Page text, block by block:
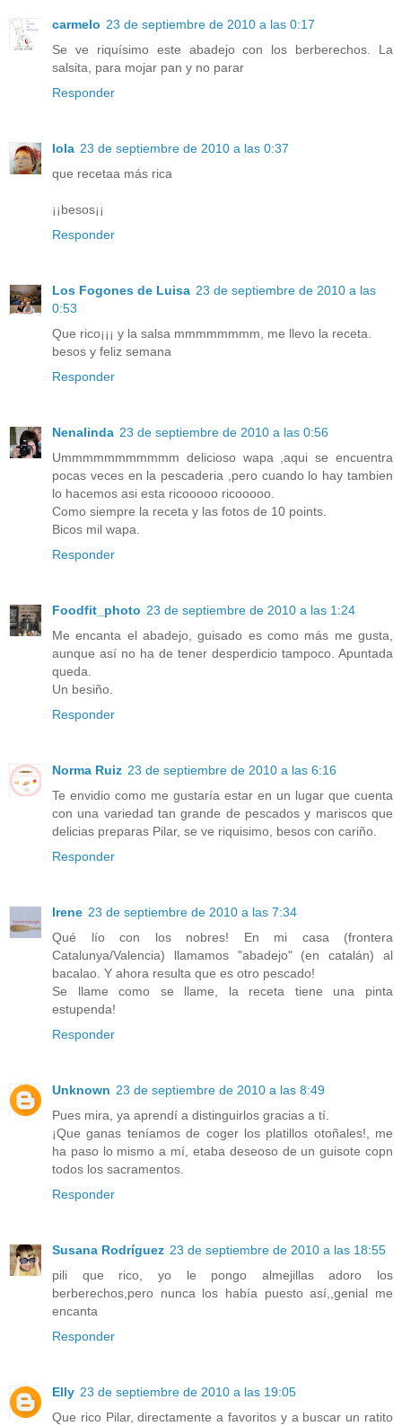
carmelo 23 de septiembre de 2010 a las 0:17
Se ve riquísimo este abadejo con los berberechos. La
salsita, para mojar pan y no parar
Responder
lola 23 de septiembre de 2010 a las 0:37
que recetaa más rica
¡¡besos¡¡
Responder
Los Fogones de Luisa 23 de septiembre de 2010 a las
0:53
Que rico¡¡¡ y la salsa mmmmmmmm, me llevo la receta.
besos y feliz semana
Responder
Nenalinda 23 de septiembre de 2010 a las 0:56
Ummmmmmmmmmm delicioso wapa ,aqui se encuentra
pocas veces en la pescaderia ,pero cuando lo hay tambien
lo hacemos asi esta ricooooo ricooooo.
Como siempre la receta y las fotos de 10 points.
Bicos mil wapa.
Responder
Foodfit_photo 23 de septiembre de 2010 a las 1:24
Me encanta el abadejo, guisado es como más me gusta,
aunque así no ha de tener desperdicio tampoco. Apuntada
queda.
Un besiño.
Responder
Norma Ruiz 23 de septiembre de 2010 a las 6:16
Te envidio como me gustaría estar en un lugar que cuenta
con una variedad tan grande de pescados y mariscos que
delicias preparas Pilar, se ve riquisimo, besos con cariño.
Responder
Irene 23 de septiembre de 2010 a las 7:34
Qué lío con los nobres! En mi casa (frontera
Catalunya/Valencia) llamamos "abadejo" (en catalán) al
bacalao. Y ahora resulta que es otro pescado!
Se llame como se llame, la receta tiene una pinta
estupenda!
Responder
Unknown 23 de septiembre de 2010 a las 8:49
Pues mira, ya aprendí a distinguirlos gracias a tí.
¡Que ganas teníamos de coger los platillos otoñales!, me
ha paso lo mismo a mí, etaba deseoso de un guisote copn
todos los sacramentos.
Responder
Susana Rodríguez 23 de septiembre de 2010 a las 18:55
pili que rico, yo le pongo almejillas adoro los
berberechos,pero nunca los había puesto así,,genial me
encanta
Responder
Elly 23 de septiembre de 2010 a las 19:05
Que rico Pilar, directamente a favoritos y a buscar un ratito